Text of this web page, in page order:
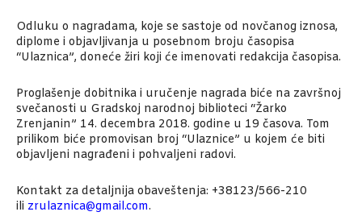
Odluku o nagradama, koje se sastoje od novčanog iznosa,
diplome i objavljivanja u posebnom broju časopisa
“Ulaznica”, doneće žiri koji će imenovati redakcija časopisa.
Proglašenje dobitnika i uručenje nagrada biće na završnoj
svečanosti u Gradskoj narodnoj biblioteci “Žarko
Zrenjanin” 14. decembra 2018. godine u 19 časova. Tom
prilikom biće promovisan broj “Ulaznice” u kojem će biti
objavljeni nagrađeni i pohvaljeni radovi.
Kontakt za detaljnija obaveštenja: +38123/566-210
ili zrulaznica@gmail.com.